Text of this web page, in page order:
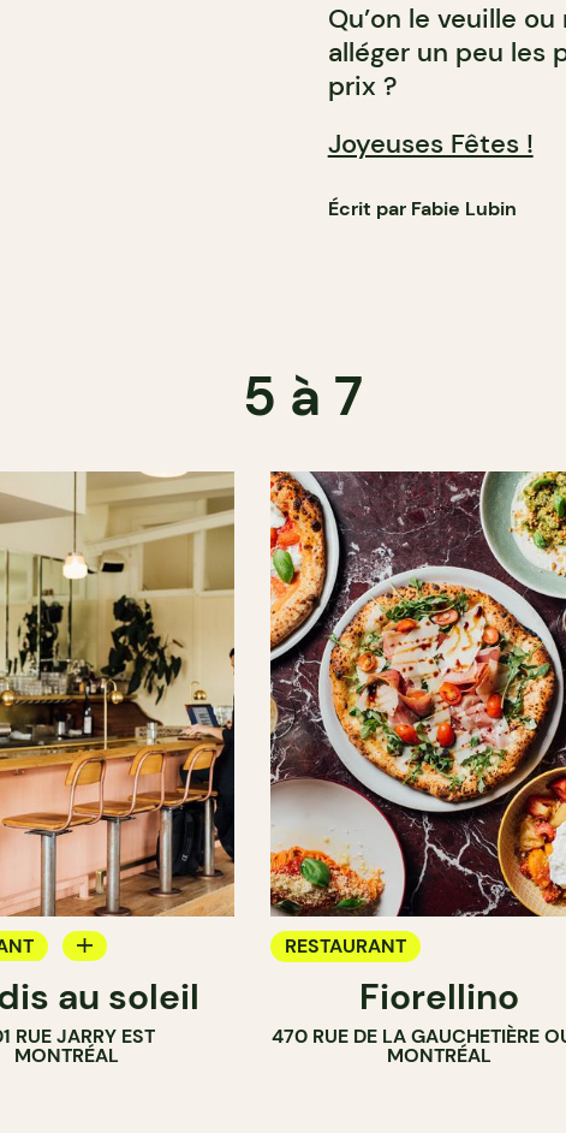
Qu’on le veuille
alléger un peu les
prix ?
Joyeuses Fêtes !
Écrit par Fabie Lubin
5 à 7
au soleil
RUE JARRY EST
MONTRÉAL
RESTAURANT
Fiorellino
470 RUE DE LA GAUCHETIÈRE
MONTRÉAL